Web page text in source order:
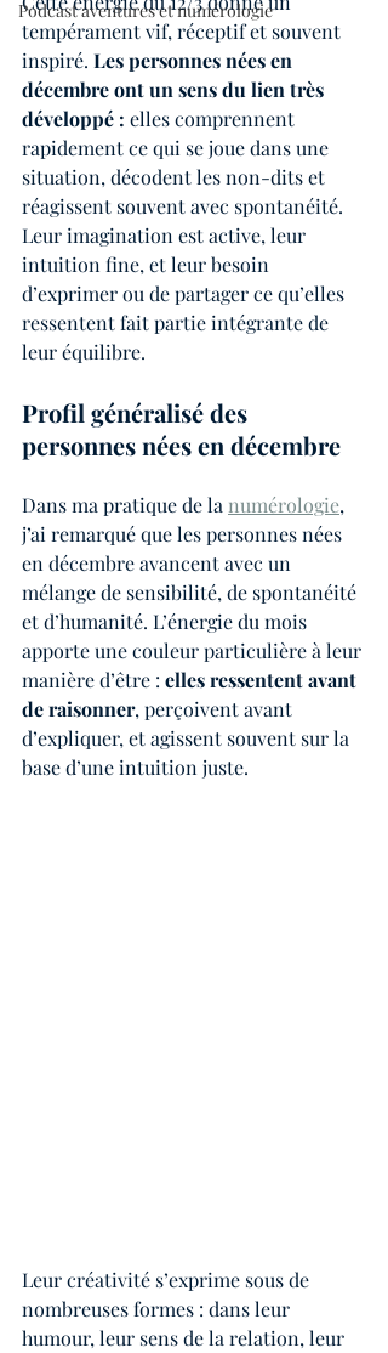
Podcast aventures et numérologie
tempérament vif, réceptif et souvent
inspiré. Les personnes nées en
décembre ont un sens du lien très
développé : elles comprennent
rapidement ce qui se joue dans une
situation, décodent les non-dits et
réagissent souvent avec spontanéité.
Leur imagination est active, leur
intuition fine, et leur besoin
d’exprimer ou de partager ce qu’elles
ressentent fait partie intégrante de
leur équilibre.
Profil généralisé des
personnes nées en décembre
Dans ma pratique de la numérologie,
j’ai remarqué que les personnes nées
en décembre avancent avec un
mélange de sensibilité, de spontanéité
et d’humanité. L’énergie du mois
apporte une couleur particulière à leur
manière d’être : elles ressentent avant
de raisonner, perçoivent avant
d’expliquer, et agissent souvent sur la
base d’une intuition juste.
Leur créativité s’exprime sous de
nombreuses formes : dans leur
humour, leur sens de la relation, leur